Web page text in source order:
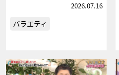
2026.07.16
バラエティ